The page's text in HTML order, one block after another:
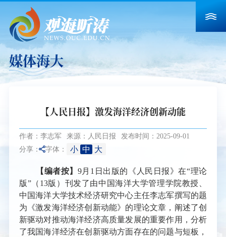
媒体海大
【人民日报】激发海洋经济创新动能
作者：李志军 来源：人民日报 发布时间：2025-09-01
分享： 字体： 小 中 大
【编者按】 9月1日出版的《人民日报》在“理论
版”（13版）刊发了由中国海洋大学管理学院教授、
中国海洋大学技术经济研究中心主任李志军撰写的题
为《激发海洋经济创新动能》的理论文章，阐述了创
新驱动对推动海洋经济高质量发展的重要作用，分析
了我国海洋经济在创新驱动方面存在的问题与短板，